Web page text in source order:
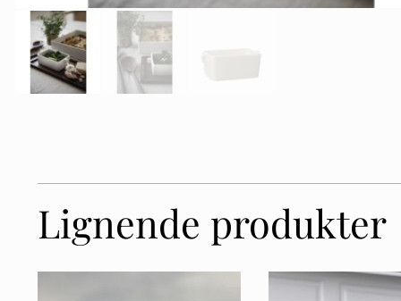
Lignende produkter